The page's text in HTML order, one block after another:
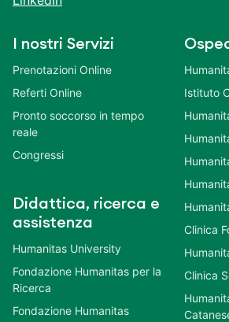
I nostri Servizi
Prenotazioni Online
Referti Online
Pronto soccorso in tempo
reale
Congressi
Didattica, ricerca e
assistenza
Humanitas University
Fondazione Humanitas per la
Ricerca
Fondazione Humanitas
Istituto
Clinica
Clinica